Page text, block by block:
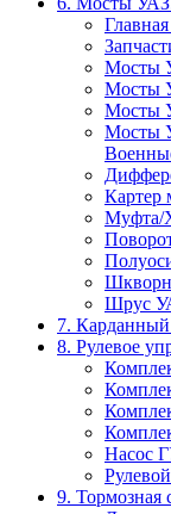
Мосты
Мосты
Мосты
Мосты
Картер
Муфта/
Шрус
7.
8. Рулевое
Насос
9. Тормозная